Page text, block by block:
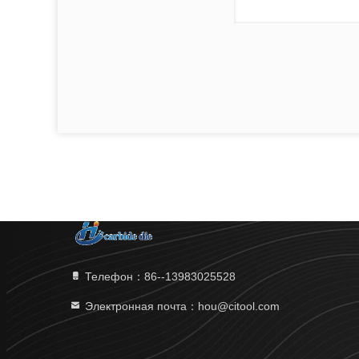
Телефон：86--13983025528
Электронная почта：hou@citool.com